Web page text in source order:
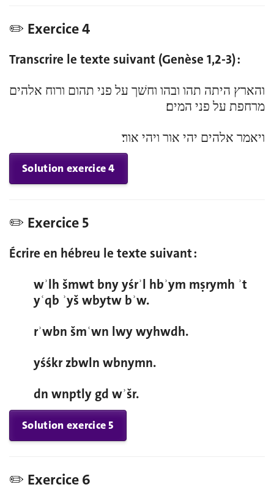
✏️ Exercice 4
Transcrire le texte suivant (Genèse 1,2-3) :
והארץ היתה תהו ובהו וחשׁך על פני תהום ורוח אלהים
מרחפת על פני המים׃
ויאמר אלהים יהי אור ויהי אור׃
Solution exercice 4
✏️ Exercice 5
Écrire en hébreu le texte suivant :
wʾlh šmwt bny yśrʾl hbʾym mṣrymh ʾt
yʿqb ʾyš wbytw bʾw.
rʾwbn šmʿwn lwy wyhwdh.
yśśkr zbwln wbnymn.
dn wnptly gd wʾšr.
Solution exercice 5
✏️ Exercice 6